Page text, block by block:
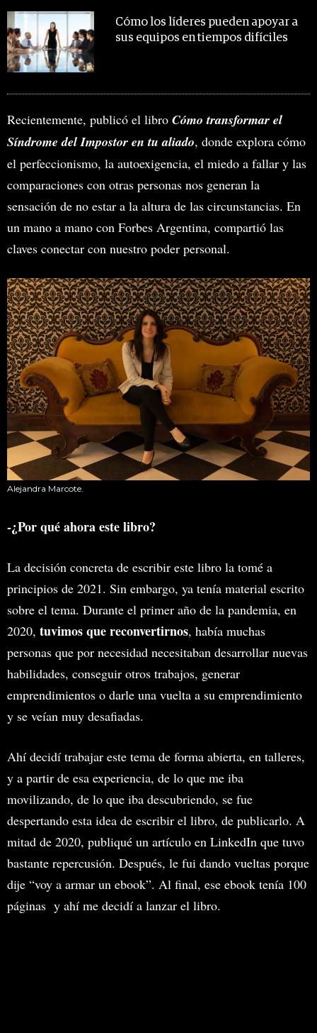
Cómo los líderes pueden apoyar a
sus equipos en tiempos difíciles
Recientemente, publicó el libro Cómo transformar el
Síndrome del Impostor en tu aliado, donde explora cómo
el perfeccionismo, la autoexigencia, el miedo a fallar y las
comparaciones con otras personas nos generan la
sensación de no estar a la altura de las circunstancias. En
un mano a mano con Forbes Argentina, compartió las
claves conectar con nuestro poder personal.
Alejandra Marcote.
-¿Por qué ahora este libro?
La decisión concreta de escribir este libro la tomé a
principios de 2021. Sin embargo, ya tenía material escrito
sobre el tema. Durante el primer año de la pandemia, en
2020, tuvimos que reconvertirnos, había muchas
personas que por necesidad necesitaban desarrollar nuevas
habilidades, conseguir otros trabajos, generar
emprendimientos o darle una vuelta a su emprendimiento
y se veían muy desafiadas.
Ahí decidí trabajar este tema de forma abierta, en talleres,
y a partir de esa experiencia, de lo que me iba
movilizando, de lo que iba descubriendo, se fue
despertando esta idea de escribir el libro, de publicarlo. A
mitad de 2020, publiqué un artículo en LinkedIn que tuvo
bastante repercusión. Después, le fui dando vueltas porque
dije “voy a armar un ebook”. Al final, ese ebook tenía 100
páginas y ahí me decidí a lanzar el libro.